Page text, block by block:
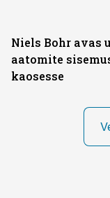
Niels Bohr avas
aatomite
kaosesse